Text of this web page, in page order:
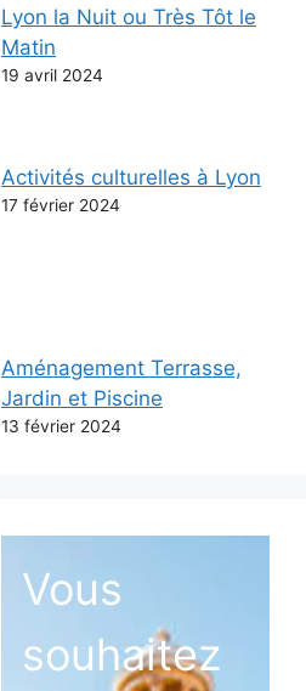
Lyon la Nuit ou Très Tôt le
Matin
19 avril 2024
Activités culturelles à Lyon
17 février 2024
Aménagement Terrasse,
Jardin et Piscine
13 février 2024
Vous
souhaitez